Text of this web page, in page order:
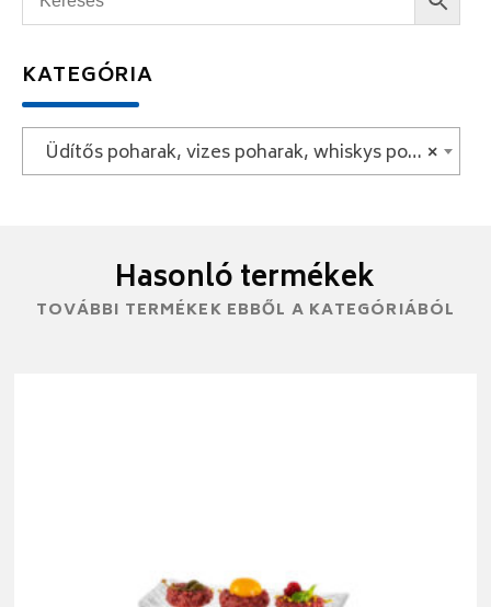
KATEGÓRIA
×
Üdítős poharak, vizes poharak, whiskys poharak
Hasonló termékek
TOVÁBBI TERMÉKEK EBBŐL A KATEGÓRIÁBÓL